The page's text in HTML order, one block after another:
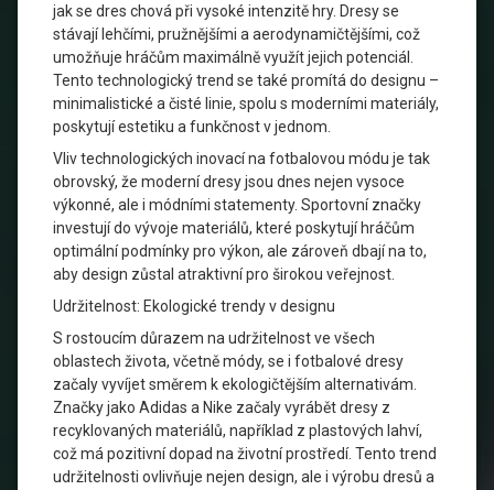
jak se dres chová při vysoké intenzitě hry. Dresy se
stávají lehčími, pružnějšími a aerodynamičtějšími, což
umožňuje hráčům maximálně využít jejich potenciál.
Tento technologický trend se také promítá do designu –
minimalistické a čisté linie, spolu s moderními materiály,
poskytují estetiku a funkčnost v jednom.
Vliv technologických inovací na fotbalovou módu je tak
obrovský, že moderní dresy jsou dnes nejen vysoce
výkonné, ale i módními statementy. Sportovní značky
investují do vývoje materiálů, které poskytují hráčům
optimální podmínky pro výkon, ale zároveň dbají na to,
aby design zůstal atraktivní pro širokou veřejnost.
Udržitelnost: Ekologické trendy v designu
S rostoucím důrazem na udržitelnost ve všech
oblastech života, včetně módy, se i fotbalové dresy
začaly vyvíjet směrem k ekologičtějším alternativám.
Značky jako Adidas a Nike začaly vyrábět dresy z
recyklovaných materiálů, například z plastových lahví,
což má pozitivní dopad na životní prostředí. Tento trend
udržitelnosti ovlivňuje nejen design, ale i výrobu dresů a